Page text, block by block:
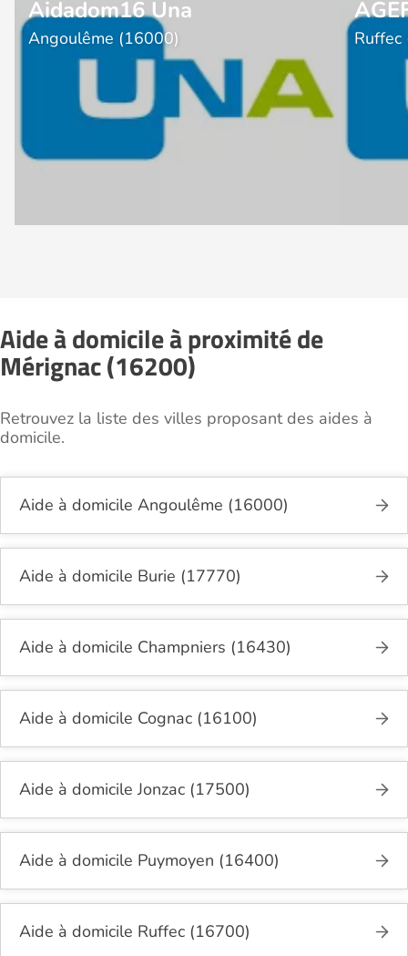
Aidadom16 Una
Angoulême (16000)
Aide à domicile à proximité de
Mérignac (16200)
Retrouvez la liste des villes proposant des aides à
domicile.
Aide à domicile Angoulême (16000)
Aide à domicile Burie (17770)
Aide à domicile Champniers (16430)
Aide à domicile Cognac (16100)
Aide à domicile Jonzac (17500)
Aide à domicile Puymoyen (16400)
Aide à domicile Ruffec (16700)